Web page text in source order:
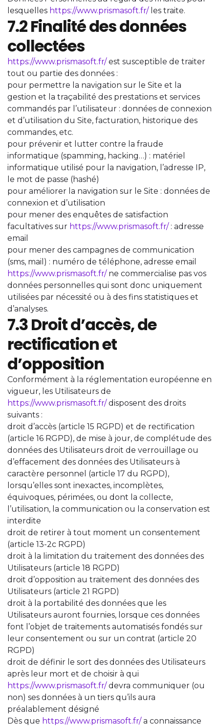
lesquelles https://www.prismasoft.fr/les traite.
7.2 Finalité des données
collectées
https://www.prismasoft.fr/est susceptible de traiter
tout ou partie des données :
pour permettre la navigation sur le Site et la
gestion et la traçabilité des prestations et services
commandés par l’utilisateur : données de connexion
et d’utilisation du Site, facturation, historique des
commandes, etc.
pour prévenir et lutter contre la fraude
informatique (spamming, hacking…) : matériel
informatique utilisé pour la navigation, l’adresse IP,
le mot de passe (hashé)
pour améliorer la navigation sur le Site : données de
connexion et d’utilisation
pour mener des enquêtes de satisfaction
facultatives sur https://www.prismasoft.fr/: adresse
email
pour mener des campagnes de communication
(sms, mail) : numéro de téléphone, adresse email
https://www.prismasoft.fr/ne commercialise pas vos
données personnelles qui sont donc uniquement
utilisées par nécessité ou à des fins statistiques et
d’analyses.
7.3 Droit d’accès, de
rectification et
d’opposition
Conformément à la réglementation européenne en
vigueur, les Utilisateurs de
https://www.prismasoft.fr/disposent des droits
suivants :
droit d’accès (article 15 RGPD) et de rectification
(article 16 RGPD), de mise à jour, de complétude des
données des Utilisateurs droit de verrouillage ou
d’effacement des données des Utilisateurs à
caractère personnel (article 17 du RGPD),
lorsqu’elles sont inexactes, incomplètes,
équivoques, périmées, ou dont la collecte,
l’utilisation, la communication ou la conservation est
interdite
droit de retirer à tout moment un consentement
(article 13-2c RGPD)
droit à la limitation du traitement des données des
Utilisateurs (article 18 RGPD)
droit d’opposition au traitement des données des
Utilisateurs (article 21 RGPD)
droit à la portabilité des données que les
Utilisateurs auront fournies, lorsque ces données
font l’objet de traitements automatisés fondés sur
leur consentement ou sur un contrat (article 20
RGPD)
droit de définir le sort des données des Utilisateurs
après leur mort et de choisir à qui
https://www.prismasoft.fr/devra communiquer (ou
non) ses données à un tiers qu’ils aura
préalablement désigné
Dès que https://www.prismasoft.fr/a connaissance